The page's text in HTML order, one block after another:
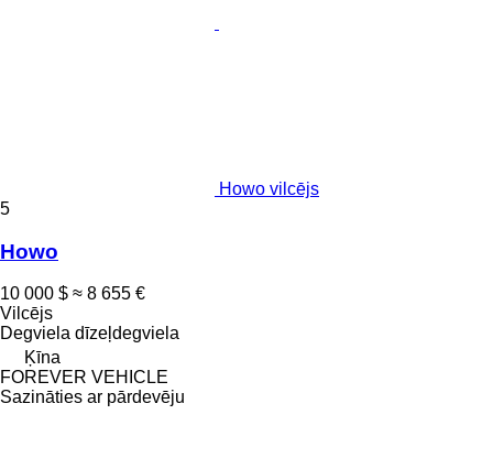
Howo vilcējs
5
Howo
10 000 $ ≈ 8 655 €
Vilcējs
Degviela dīzeļdegviela
Ķīna
FOREVER VEHICLE
Sazināties ar pārdevēju